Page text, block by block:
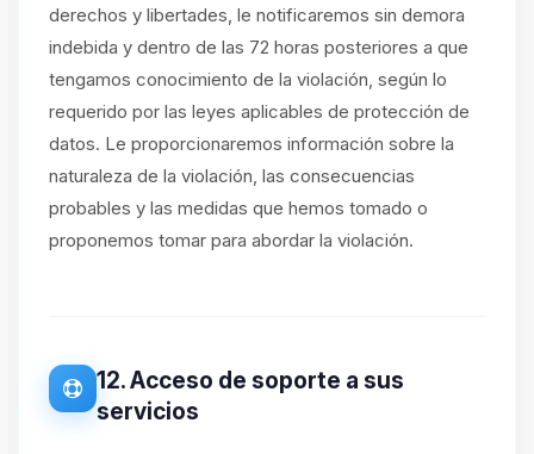
derechos y libertades, le notificaremos sin demora
indebida y dentro de las 72 horas posteriores a que
tengamos conocimiento de la violación, según lo
requerido por las leyes aplicables de protección de
datos. Le proporcionaremos información sobre la
naturaleza de la violación, las consecuencias
probables y las medidas que hemos tomado o
proponemos tomar para abordar la violación.
12. Acceso de soporte a sus
servicios